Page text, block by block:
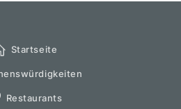
Startseite
Restaurants